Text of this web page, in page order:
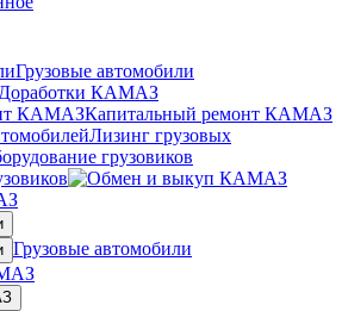
Грузовые автомобили
Доработки КАМАЗ
Капитальный ремонт КАМАЗ
Лизинг грузовых
Грузовые автомобили